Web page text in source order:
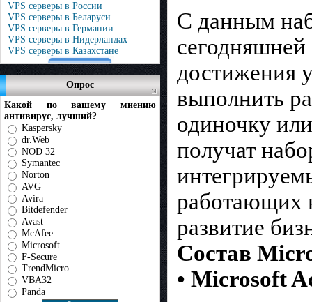
VPS серверы в России
VPS серверы в Беларуси
VPS серверы в Германии
VPS серверы в Нидерландах
VPS серверы в Казахстане
Опрос
Какой по вашему мнению
антивирус, лучший?
Kaspersky
dr.Web
NOD 32
Symantec
Norton
AVG
Avira
Bitdefender
Avast
McAfee
Microsoft
F-Secure
TrendMicro
VBA32
Panda
С данным
достижения
выполнить
одиночку
получат
работающих
развитие
Состав
• Microsoft